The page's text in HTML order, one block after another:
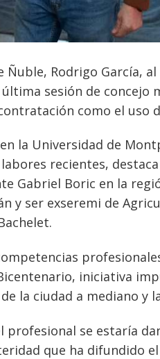
Rodrigo García,
sesión de concejo
como el uso
la Universidad de
recientes,
Gabriel Boric en la
y ser exseremi de
iniciativa
la ciudad a mediano y
se estaría
que ha difundido